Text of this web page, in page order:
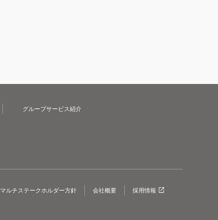
グループサービス紹介
マルチステークホルダー方針 会社概要 採用情報